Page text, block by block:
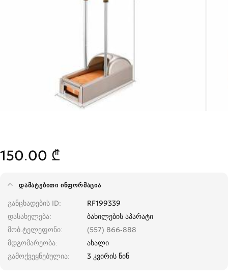
150.00 ₾
ᲓᲐᲛᲐᲢᲔᲑᲘᲗᲘ ᲘᲜᲤᲝᲠᲛᲐᲪᲘᲐ
განცხადების ID
RF199339
დასახელება
ბახილების აპარატი
მობ.ტელეფონი
(557) 866-888
მდგომარეობა
ახალი
გამოქვეყნებულია
3 კვირის წინ